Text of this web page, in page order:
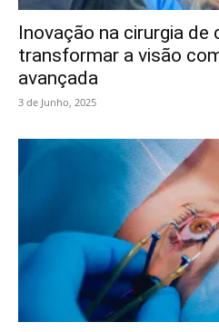
Inovação na cirurgia de
transformar a visão
avançada
3 de Junho, 2025